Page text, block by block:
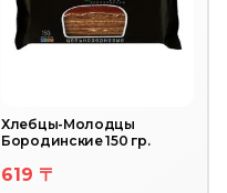
Хлебцы-Молодцы
Бородинские 150 гр.
619 〒